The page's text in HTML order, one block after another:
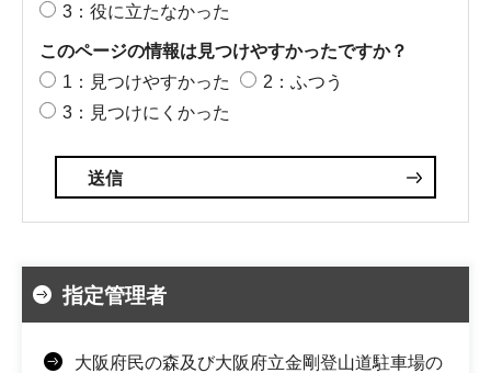
3：役に立たなかった
このページの情報は見つけやすかったですか？
1：見つけやすかった
2：ふつう
3：見つけにくかった
指定管理者
大阪府民の森及び大阪府立金剛登山道駐車場の